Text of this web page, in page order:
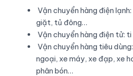
Vận chuyển hàng điện
giặt, tủ đông…
Vận chuyển hàng điện tử:
Vận chuyển hàng tiêu
ngoại, xe máy, xe đạp, xe
phân bón…